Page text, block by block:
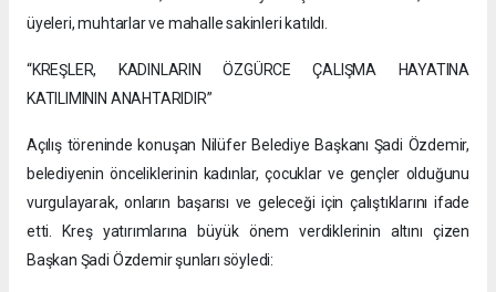
üyeleri, muhtarlar ve mahalle sakinleri katıldı.
“KREŞLER, KADINLARIN ÖZGÜRCE ÇALIŞMA HAYATINA
KATILIMININ ANAHTARIDIR”
Açılış töreninde konuşan Nilüfer Belediye Başkanı Şadi Özdemir,
belediyenin önceliklerinin kadınlar, çocuklar ve gençler olduğunu
vurgulayarak, onların başarısı ve geleceği için çalıştıklarını ifade
etti. Kreş yatırımlarına büyük önem verdiklerinin altını çizen
Başkan Şadi Özdemir şunları söyledi: